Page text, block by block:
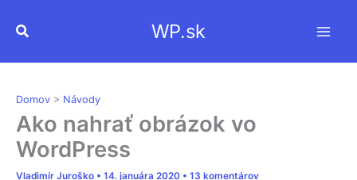
Hľadať WP.sk
Domov > Návody
Ako nahrať obrázok vo
WordPress
Vladimír Juroško • 14. januára 2020 • 13 komentárov